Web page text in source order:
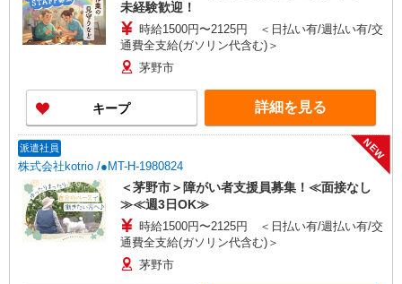
未経験歓迎！
時給1500円〜2125円 ＜日払い有/週払い有/交
通費全支給(ガソリン代含む)＞
茅野市
キープ 詳細を見る
派遣社員
株式会社kotrio /●MT-H-1980824
NEW
＜茅野市＞障がい者支援員募集！≪面接なし
≫≪週3日OK≫
時給1500円〜2125円 ＜日払い有/週払い有/交
通費全支給(ガソリン代含む)＞
茅野市